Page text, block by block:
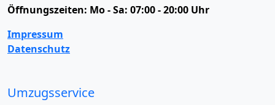
Öffnungszeiten: Mo - Sa: 07:00 - 20:00 Uhr
Impressum
Datenschutz
Umzugsservice